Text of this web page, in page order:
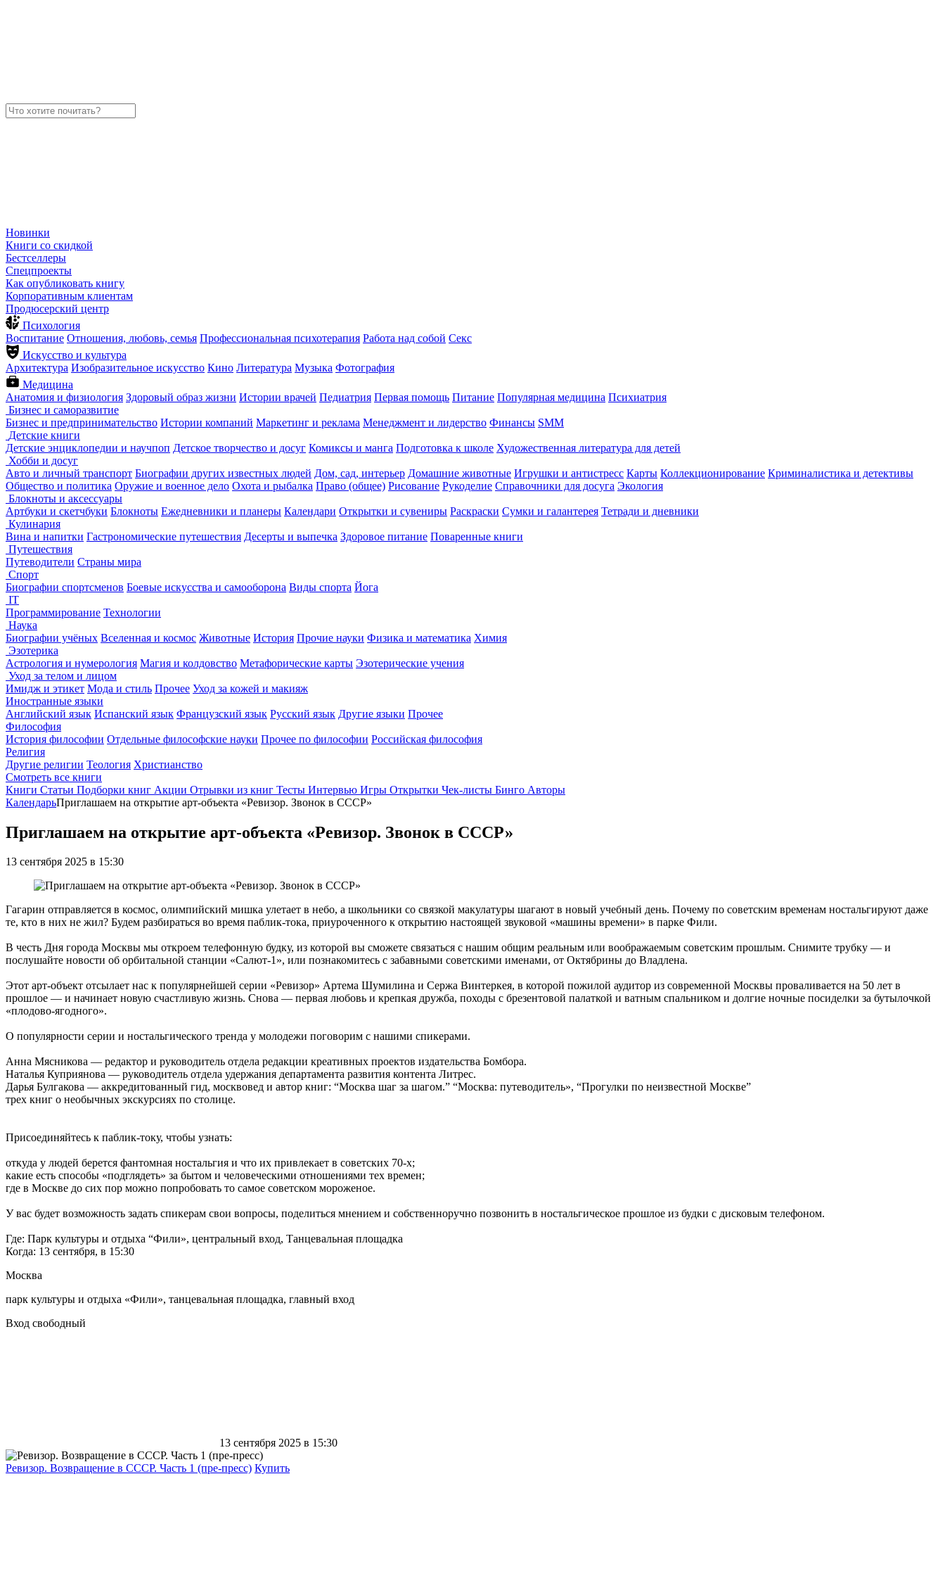
Новинки
Книги со скидкой
Бестселлеры
Спецпроекты
Как опубликовать книгу
Корпоративным клиентам
Продюсерский центр
Психология
Воспитание Отношения, любовь, семья Профессиональная психотерапия Работа над собой Секс
Искусство и культура
Архитектура Изобразительное искусство Кино Литература Музыка Фотография
Медицина
Анатомия и физиология Здоровый образ жизни Истории врачей Педиатрия Первая помощь Питание Популярная медицина Психиатрия
Бизнес и саморазвитие
Бизнес и предпринимательство Истории компаний Маркетинг и реклама Менеджмент и лидерство Финансы SMM
Детские книги
Детские энциклопедии и научпоп Детское творчество и досуг Комиксы и манга Подготовка к школе Художественная литература для детей
Хобби и досуг
Авто и личный транспорт Биографии других известных людей Дом, сад, интерьер Домашние животные Игрушки и антистресс Карты Коллекционирование Криминалистика и детективы
Общество и политика Оружие и военное дело Охота и рыбалка Право (общее) Рисование Рукоделие Справочники для досуга Экология
Блокноты и аксессуары
Артбуки и скетчбуки Блокноты Ежедневники и планеры Календари Открытки и сувениры Раскраски Сумки и галантерея Тетради и дневники
Кулинария
Вина и напитки Гастрономические путешествия Десерты и выпечка Здоровое питание Поваренные книги
Путешествия
Путеводители Страны мира
Спорт
Биографии спортсменов Боевые искусства и самооборона Виды спорта Йога
IT
Программирование Технологии
Наука
Биографии учёных Вселенная и космос Животные История Прочие науки Физика и математика Химия
Эзотерика
Астрология и нумерология Магия и колдовство Метафорические карты Эзотерические учения
Уход за телом и лицом
Имидж и этикет Мода и стиль Прочее Уход за кожей и макияж
Иностранные языки
Английский язык Испанский язык Французский язык Русский язык Другие языки Прочее
Философия
История философии Отдельные философские науки Прочее по философии Российская философия
Религия
Другие религии Теология Христианство
Смотреть все книги
Книги Статьи Подборки книг Акции Отрывки из книг Тесты Интервью Игры Открытки Чек-листы Бинго Авторы
КалендарьПриглашаем на открытие арт-объекта «Ревизор. Звонок в СССР»
Приглашаем на открытие арт-объекта «Ревизор. Звонок в СССР»
13 сентября 2025 в 15:30
Гагарин отправляется в космос, олимпийский мишка улетает в небо, а школьники со связкой макулатуры шагают в новый учебный день. Почему по советским временам ностальгируют даже
те, кто в них не жил? Будем разбираться во время паблик-тока, приуроченного к открытию настоящей звуковой «машины времени» в парке Фили.
В честь Дня города Москвы мы откроем телефонную будку, из которой вы сможете связаться с нашим общим реальным или воображаемым советским прошлым. Снимите трубку — и
послушайте новости об орбитальной станции «Салют-1», или познакомитесь с забавными советскими именами, от Октябрины до Владлена.
Этот арт-объект отсылает нас к популярнейшей серии «Ревизор» Артема Шумилина и Сержа Винтеркея, в которой пожилой аудитор из современной Москвы проваливается на 50 лет в
прошлое — и начинает новую счастливую жизнь. Снова — первая любовь и крепкая дружба, походы с брезентовой палаткой и ватным спальником и долгие ночные посиделки за бутылочкой
«плодово-ягодного».
О популярности серии и ностальгического тренда у молодежи поговорим с нашими спикерами.
Анна Мясникова — редактор и руководитель отдела редакции креативных проектов издательства Бомбора.
Наталья Куприянова — руководитель отдела удержания департамента развития контента Литрес.
Дарья Булгакова — аккредитованный гид, москвовед и автор книг: “Москва шаг за шагом.” “Москва: путеводитель», “Прогулки по неизвестной Москве”
трех книг о необычных экскурсиях по столице.
Присоединяйтесь к паблик-току, чтобы узнать:
откуда у людей берется фантомная ностальгия и что их привлекает в советских 70-х;
какие есть способы «подглядеть» за бытом и человеческими отношениями тех времен;
где в Москве до сих пор можно попробовать то самое советском мороженое.
У вас будет возможность задать спикерам свои вопросы, поделиться мнением и собственноручно позвонить в ностальгическое прошлое из будки с дисковым телефоном.
Где: Парк культуры и отдыха “Фили», центральный вход, Танцевальная площадка
Когда: 13 сентября, в 15:30
Москва
парк культуры и отдыха «Фили», танцевальная площадка, главный вход
Вход свободный
13 сентября 2025 в 15:30
Ревизор. Возвращение в СССР. Часть 1 (пре-пресс) Купить